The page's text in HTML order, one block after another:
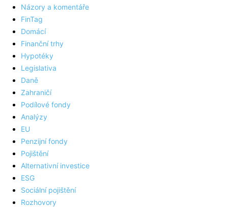
Názory a komentáře
FinTag
Domácí
Finanční trhy
Hypotéky
Legislativa
Daně
Zahraničí
Podílové fondy
Analýzy
EU
Penzijní fondy
Pojištění
Alternativní investice
ESG
Sociální pojištění
Rozhovory